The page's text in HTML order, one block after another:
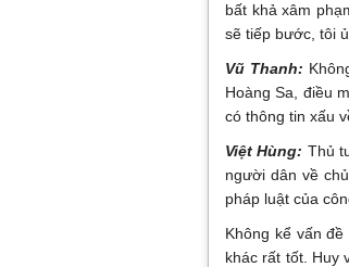
bất khả xâm
sẽ tiếp bước, tôi
Vũ Thanh:
Hoàng Sa, điều
có thông tin xấu
Việt Hùng: Thủ
người dân về
pháp luật của
Không kể vấn
khác rất tốt. Huy